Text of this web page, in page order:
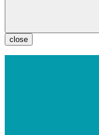
close